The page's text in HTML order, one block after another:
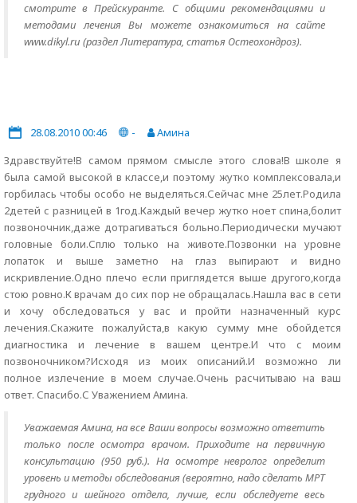
смотрите в Прейскуранте. С общими рекомендациями и
методами лечения Вы можете ознакомиться на сайте
www.dikyl.ru (раздел Литература, статья Остеохондроз).
28.08.2010 00:46 -
Амина
Здравствуйте!В самом прямом смысле этого слова!В школе я
была самой высокой в классе,и поэтому жутко комплексовала,и
горбилась чтобы особо не выделяться.Сейчас мне 25лет.Родила
2детей с разницей в 1год.Каждый вечер жутко ноет спина,болит
позвоночник,даже дотрагиваться больно.Периодически мучают
головные боли.Сплю только на животе.Позвонки на уровне
лопаток и выше заметно на глаз выпирают и видно
искривление.Одно плечо если приглядется выше другого,когда
стою ровно.К врачам до сих пор не обращалась.Нашла вас в сети
и хочу обследоваться у вас и пройти назначенный курс
лечения.Скажите пожалуйста,в какую сумму мне обойдется
диагностика и лечение в вашем центре.И что с моим
позвоночником?Исходя из моих описаний.И возможно ли
полное излечение в моем случае.Очень расчитываю на ваш
ответ. Спасибо.С Уважением Амина.
Уважаемая Амина, на все Ваши вопросы возможно ответить
только после осмотра врачом. Приходите на первичную
консультацию (950 руб.). На осмотре невролог определит
уровень и методы обследования (вероятно, надо сделать МРТ
грудного и шейного отдела, лучше, если обследуете весь